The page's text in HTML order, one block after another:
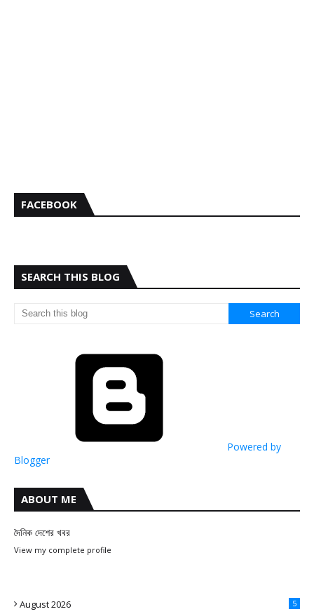
FACEBOOK
SEARCH THIS BLOG
Powered by
Blogger
ABOUT ME
দৈনিক দেশের খবর
View my complete profile
August 2026 5